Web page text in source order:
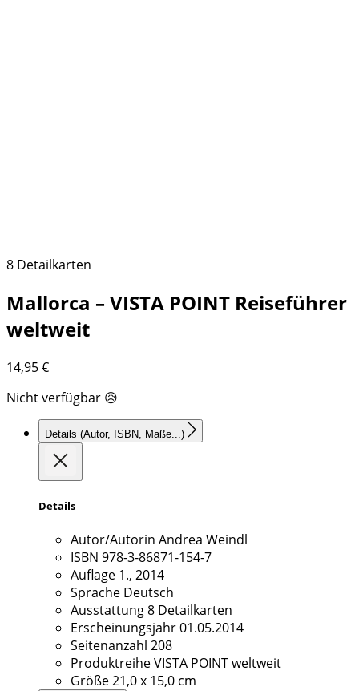
8 Detailkarten
Mallorca – VISTA POINT Reiseführer
weltweit
14,95€
Nicht verfügbar 😥
Details (Autor, ISBN, Maße...)
Details
Autor/Autorin Andrea Weindl
ISBN 978-3-86871-154-7
Auflage 1., 2014
Sprache Deutsch
Ausstattung8 Detailkarten
Erscheinungsjahr01.05.2014
Seitenanzahl 208
ProduktreiheVISTA POINT weltweit
Größe21,0 x 15,0 cm